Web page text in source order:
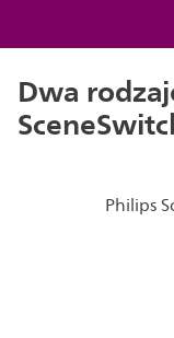
Dwa
Philips